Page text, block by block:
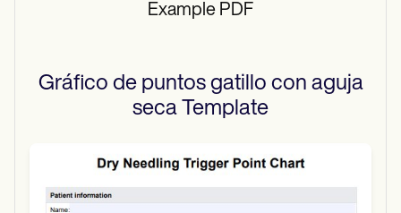
Example PDF
Gráfico de puntos gatillo con aguja
seca Template